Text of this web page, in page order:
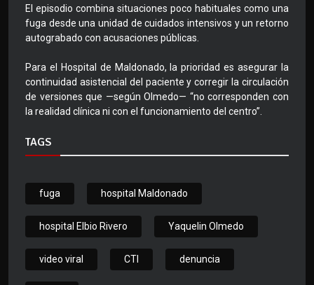
El episodio combina situaciones poco habituales como una
fuga desde una unidad de cuidados intensivos y un retorno
autograbado con acusaciones públicas.
Para el Hospital de Maldonado, la prioridad es asegurar la
continuidad asistencial del paciente y corregir la circulación
de versiones que —según Olmedo— “no corresponden con
la realidad clínica ni con el funcionamiento del centro”.
TAGS
fuga hospital Maldonado
hospital Elbio Rivero Yaquelin Olmedo
video viral CTI denuncia